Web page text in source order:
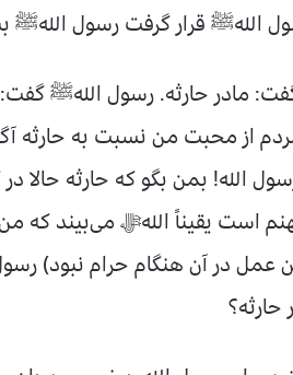
اللهﷺ قرار گرفت رسول اللهﷺ
مادر حارثه. رسول اللهﷺ
از محبت من نسبت به حارثه
الله! بمن بگو كه حارثه حالا
است یقیناً اللهﷻ می‌بیند
عمل در آن هنگام حرام نبود)